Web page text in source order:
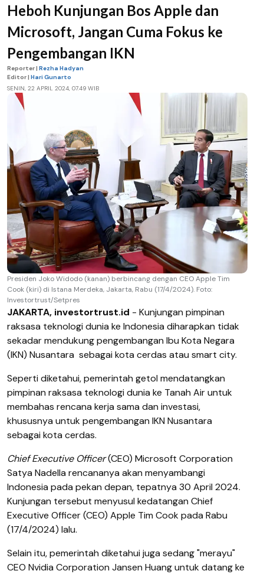
Heboh Kunjungan Bos Apple dan
Microsoft, Jangan Cuma Fokus ke
Pengembangan IKN
Reporter | Rezha Hadyan
Editor | Hari Gunarto
SENIN, 22 APRIL 2024, 07.49 WIB
Presiden Joko Widodo (kanan) berbincang dengan CEO Apple Tim
Cook (kiri) di Istana Merdeka, Jakarta, Rabu (17/4/2024). Foto:
Investortrust/Setpres
JAKARTA, investortrust.id - Kunjungan pimpinan
raksasa teknologi dunia ke Indonesia diharapkan tidak
sekadar mendukung pengembangan Ibu Kota Negara
(IKN) Nusantara sebagai kota cerdas atau smart city.
Seperti diketahui, pemerintah getol mendatangkan
pimpinan raksasa teknologi dunia ke Tanah Air untuk
membahas rencana kerja sama dan investasi,
khususnya untuk pengembangan IKN Nusantara
sebagai kota cerdas.
Chief Executive Officer(CEO) Microsoft Corporation
Satya Nadella rencananya akan menyambangi
Indonesia pada pekan depan, tepatnya 30 April 2024.
Kunjungan tersebut menyusul kedatangan Chief
Executive Officer (CEO) Apple Tim Cook pada Rabu
(17/4/2024) lalu.
Selain itu, pemerintah diketahui juga sedang "merayu"
CEO Nvidia Corporation Jansen Huang untuk datang ke